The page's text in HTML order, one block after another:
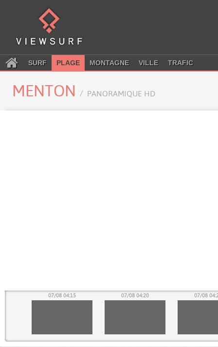
SURF PLAGE MONTAGNE VILLE TRAFIC
MENTON PANORAMIQUE HD
07/08 04:15 07/08 04:20 07/08